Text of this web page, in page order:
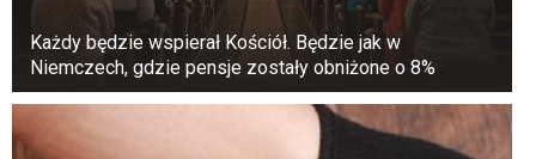
Wiązki zwisających włosów są najlepszym
dowodem na to, że żubry używają tego obszaru
podczas linienia.
Każdy będzie wspierał Kościół. Będzie jak w
Niemczech, gdzie pensje zostały obniżone o 8%